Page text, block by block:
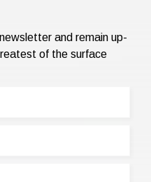
and remain up-
of the surface